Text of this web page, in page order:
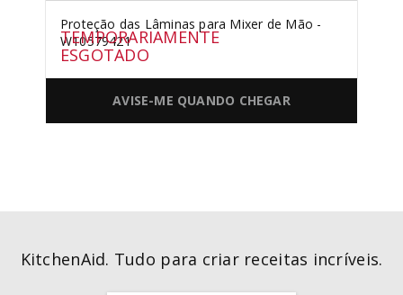
Proteção das Lâminas para Mixer de Mão -
W10579421
TEMPORARIAMENTE
ESGOTADO
AVISE-ME QUANDO CHEGAR
KitchenAid. Tudo para criar receitas incríveis.